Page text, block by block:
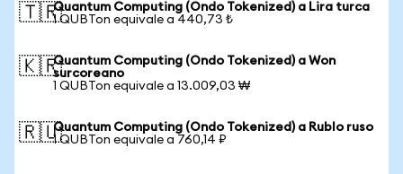
🇹🇷Quantum Computing (Ondo Tokenized) a Lira turca
1 QUBTon equivale a 440,73 ₺
🇰🇷Quantum Computing (Ondo Tokenized) a Won
surcoreano
1 QUBTon equivale a 13.009,03 ₩
🇷🇺Quantum Computing (Ondo Tokenized) a Rublo ruso
1 QUBTon equivale a 760,14 ₽